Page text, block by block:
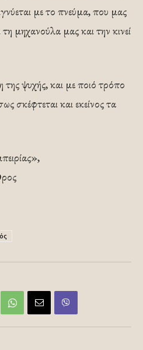
με το πνεύμα, που μας
μηχανούλα μας και την κινεί
της ψυχής, και με ποιό τρόπο
σκέφτεται και εκείνος τα